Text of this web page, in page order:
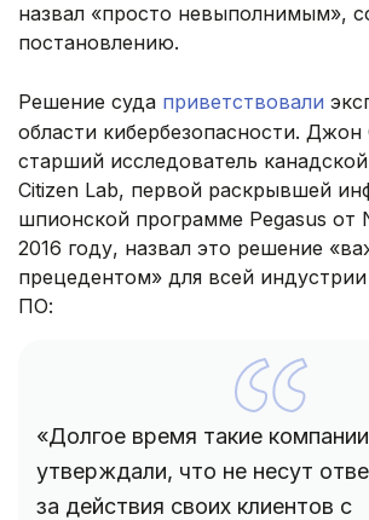
назвал «просто невыполнимым»,
постановлению.
Решение суда приветствовали
области кибербезопасности.
старший исследователь
Citizen Lab, первой раскрывшей
шпионской программе Pegasus от
2016 году, назвал это решение
прецедентом» для всей
ПО:
«Долгое время такие компании
утверждали, что не несут
за действия своих клиентов с